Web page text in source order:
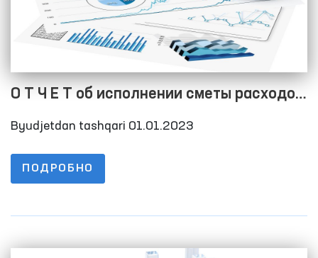
О Т Ч Е Т об исполнении сметы расходов
на 01.04.2023 г
Byudjetdan tashqari 01.01.2023
ПОДРОБНО